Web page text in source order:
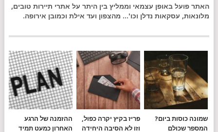
האתר פועל באופן עצמאי וממליץ בין היתר על אתרי תיירות טובים,
מלונאות, עסקאות נדלן וכו'... מהצפון ועד אילת וכמובן אירופה.
ההזמנה של הרגע
האחרון כמעט תמיד
פריז בקיץ יקרה כפול,
וזו לא הסיבה היחידה
שמונה כוסות ביום?
המספר שכולם